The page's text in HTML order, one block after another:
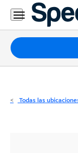
Residencial
Business
Paquetes
Internet
Todas las